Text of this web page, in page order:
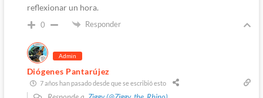
reflexionar un hora.
0 Responder
Admin
Diógenes Pantarújez
7 años han pasado desde que se escribió esto